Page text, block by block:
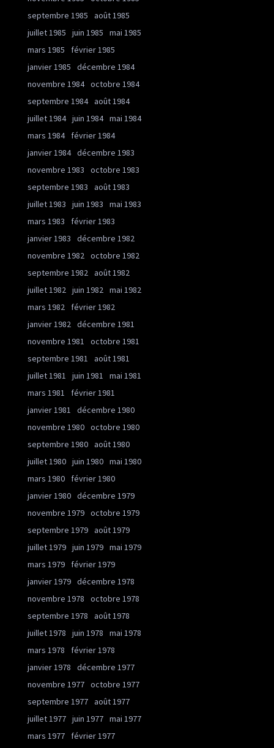
septembre 1985
août 1985
juillet 1985
juin 1985
mai 1985
mars 1985
février 1985
janvier 1985
décembre 1984
novembre 1984 octobre 1984
septembre 1984 août 1984
juillet 1984 juin 1984 mai 1984
mars 1984
février 1984
janvier 1984 décembre 1983
novembre 1983
octobre 1983
septembre 1983
août 1983
juillet 1983
juin 1983
mai 1983
mars 1983
février 1983
janvier 1983
décembre 1982
novembre 1982 octobre 1982
septembre 1982 août 1982
juillet 1982 juin 1982 mai 1982
mars 1982
février 1982
janvier 1982 décembre 1981
novembre 1981
octobre 1981
septembre 1981
août 1981
juillet 1981
juin 1981
mai 1981
mars 1981
février 1981
janvier 1981
décembre 1980
novembre 1980 octobre 1980
septembre 1980 août 1980
juillet 1980 juin 1980 mai 1980
mars 1980
février 1980
janvier 1980 décembre 1979
novembre 1979 octobre 1979
septembre 1979 août 1979
juillet 1979 juin 1979 mai 1979
mars 1979
février 1979
janvier 1979 décembre 1978
novembre 1978
octobre 1978
septembre 1978
août 1978
juillet 1978
juin 1978
mai 1978
mars 1978
février 1978
janvier 1978
décembre 1977
novembre 1977 octobre 1977
septembre 1977 août 1977
juillet 1977 juin 1977 mai 1977
mars 1977
février 1977